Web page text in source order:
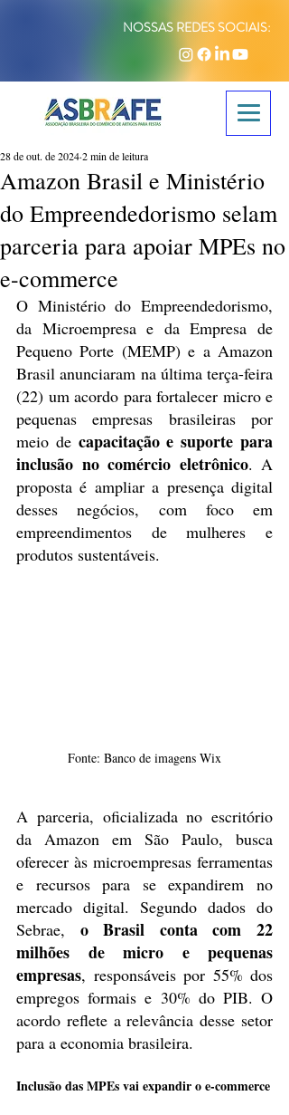
NOSSAS REDES SOCIAIS:
Amazon Brasil e Ministério
do Empreendedorismo selam
parceria para apoiar MPEs no
e-commerce
28 de out. de 20242 min de leitura
O Ministério do Empreendedorismo,
da Microempresa e da Empresa de
Pequeno Porte (MEMP) e a Amazon
Brasil anunciaram na última terça-feira
(22) um acordo para fortalecer micro e
pequenas empresas brasileiras por
meio de capacitação e suporte para
inclusão no comércio eletrônico. A
proposta é ampliar a presença digital
desses negócios, com foco em
empreendimentos de mulheres e
produtos sustentáveis.
Fonte: Banco de imagens Wix
A parceria, oficializada no escritório
da Amazon em São Paulo, busca
oferecer às microempresas ferramentas
e recursos para se expandirem no
mercado digital. Segundo dados do
Sebrae, o Brasil conta com 22
milhões de micro e pequenas
empresas, responsáveis por 55% dos
empregos formais e 30% do PIB. O
acordo reflete a relevância desse setor
para a economia brasileira.
Inclusão das MPEs vai expandir o e-commerce